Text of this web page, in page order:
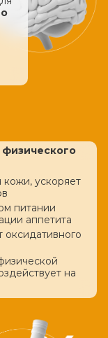
ускоряет
питании
аппетита
оксидативного
на